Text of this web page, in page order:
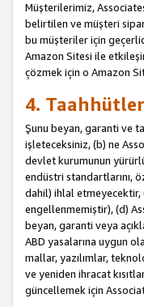
Müşterilerimiz,
belirtilen ve müşteri
bu müşteriler için
Amazon Sitesi ile
çözmek için o Amazon
4. Taahhütler
Şunu beyan, garanti ve
işleteceksiniz, (b) ne
devlet kurumunun
endüstri standartlarını,
dahil) ihlal
engellenmemiştir), (d)
beyan, garanti veya
ABD yasalarına uygun
mallar, yazılımlar,
ve yeniden ihracat
güncellemek için